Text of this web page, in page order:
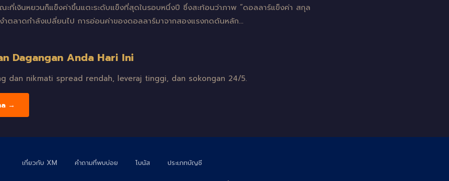
ะที่เงินหยวนก็แข็งค่าขึ้นแตะระดับแข็งที่สุดในรอบหนึ่งปี ซึ่งสะท้อนว่าภาพ “ดอลลาร์แข็งค่า สกุล
ำตลาดกำลังเปลี่ยนไป การอ่อนค่าของดอลลาร์มาจากสองแรงกดดันหลัก…
Dagangan Anda Hari Ini
dan nikmati spread rendah, leveraj tinggi, dan sokongan 24/5.
→
เกี่ยวกับ XM คำถามที่พบบ่อย โบนัส ประเภทบัญชี